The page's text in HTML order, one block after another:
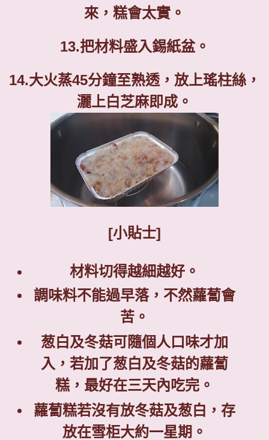
來，糕會太實。
13.把材料盛入錫紙盆。
14.大火蒸45分鐘至熟透， 放上瑤柱絲，
灑上白芝麻即成。
[小貼士]
材料切得越細越好。
調味料不能過早落，不然蘿蔔會
苦。
葱白及冬菇可隨個人口味才加
入 ，若加了葱白及冬菇的蘿蔔
糕，最好在三天內吃完 。
蘿蔔糕若沒有放冬菇及葱白，存
放在雪柜大約一星期。